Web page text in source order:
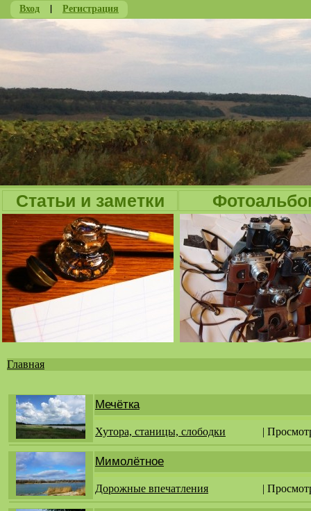
Вход | Регистрация
Статьи и заметки
здесь
Главная
Мечётка
Хутора, станицы, слободки |
Мимолётное
Дорожные впечатления |